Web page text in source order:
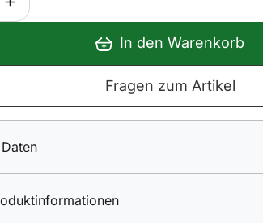
In den Warenkorb
Fragen zum Artikel